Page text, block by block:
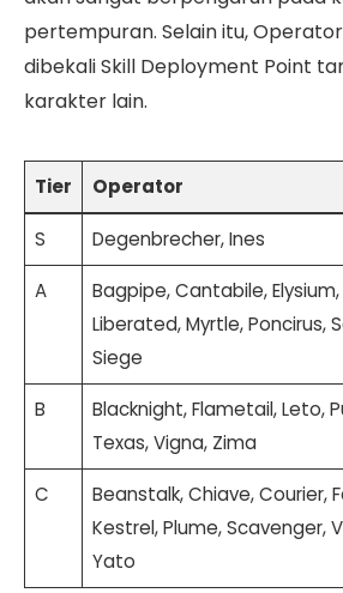
pertempuran. Selain itu,
dibekali Skill Deployment Point
karakter lain.
Tier Operator
S Degenbrecher, Ines
A
Bagpipe, Cantabile,
Liberated, Myrtle, Poncirus,
Siege
B
Blacknight, Flametail, Leto,
Texas, Vigna, Zima
C
Beanstalk, Chiave, Courier,
Kestrel, Plume, Scavenger,
Yato